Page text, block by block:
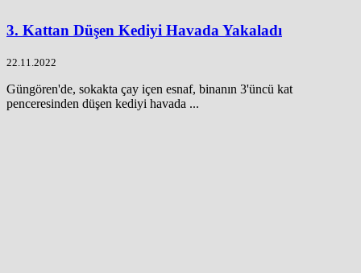
3. Kattan Düşen Kediyi Havada Yakaladı
22.11.2022
Güngören'de, sokakta çay içen esnaf, binanın 3'üncü kat
penceresinden düşen kediyi havada ...